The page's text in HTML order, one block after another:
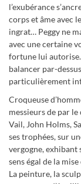
l’exubérance
corps et âme avec
ingrat… Peggy ne
avec une certaine
fortune lui autorise.
balancer par-
particulièrement
Croqueuse
messieurs de par
Vail, John Holms,
ses trophées, sur
vergogne, exhibant
sens égal de la
La peinture, la